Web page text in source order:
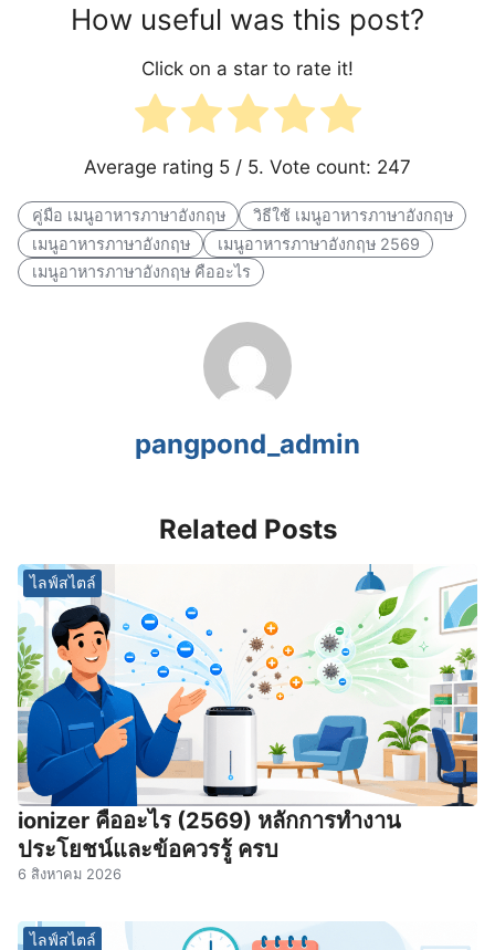
How useful was this post?
Click on a star to rate it!
Average rating 5 / 5. Vote count: 247
คู่มือ เมนูอาหารภาษาอังกฤษ
วิธีใช้ เมนูอาหารภาษาอังกฤษ
เมนูอาหารภาษาอังกฤษ
เมนูอาหารภาษาอังกฤษ 2569
เมนูอาหารภาษาอังกฤษ คืออะไร
pangpond_admin
Related Posts
ไลฟ์สไตล์
ionizer คืออะไร (2569) หลักการทำงาน
ประโยชน์และข้อควรรู้ ครบ
6 สิงหาคม 2026
ไลฟ์สไตล์